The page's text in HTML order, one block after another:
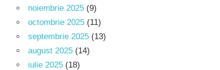
noiembrie 2025 (9)
octombrie 2025 (11)
septembrie 2025 (13)
august 2025 (14)
iulie 2025 (18)